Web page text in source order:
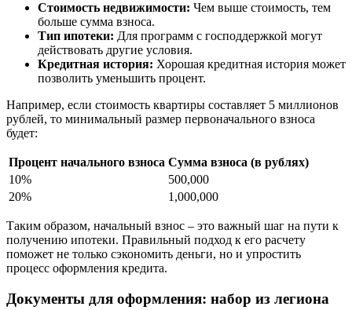
Стоимость недвижимости: Чем выше стоимость, тем
больше сумма взноса.
Тип ипотеки: Для программ с господдержкой могут
действовать другие условия.
Кредитная история: Хорошая кредитная история может
позволить уменьшить процент.
Например, если стоимость квартиры составляет 5 миллионов
рублей, то минимальный размер первоначального взноса
будет:
Процент начального взноса Сумма взноса (в рублях)
10%
500,000
20%
1,000,000
Таким образом, начальный взнос – это важный шаг на пути к
получению ипотеки. Правильный подход к его расчету
поможет не только сэкономить деньги, но и упростить
процесс оформления кредита.
Документы для оформления: набор из легиона